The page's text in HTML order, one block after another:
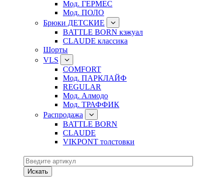
Мод. ГЕРМЕС
Мод. ПОЛО
Брюки ДЕТСКИЕ
BATTLE BORN кэжуал
CLAUDE классика
Шорты
VLS
COMFORT
Мод. ПАРКЛАЙФ
REGULAR
Мод. Алмодо
Мод. ТРАФФИК
Распродажа
BATTLE BORN
CLAUDE
VIKPONT толстовки